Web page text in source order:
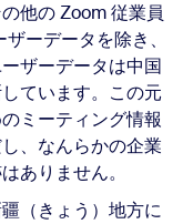
他の Zoom 従業員
ーデータを除き、
ザーデータは中国
ています。この元
ミーティング情報
、なんらかの企業
ありません。
（きょう）地方に